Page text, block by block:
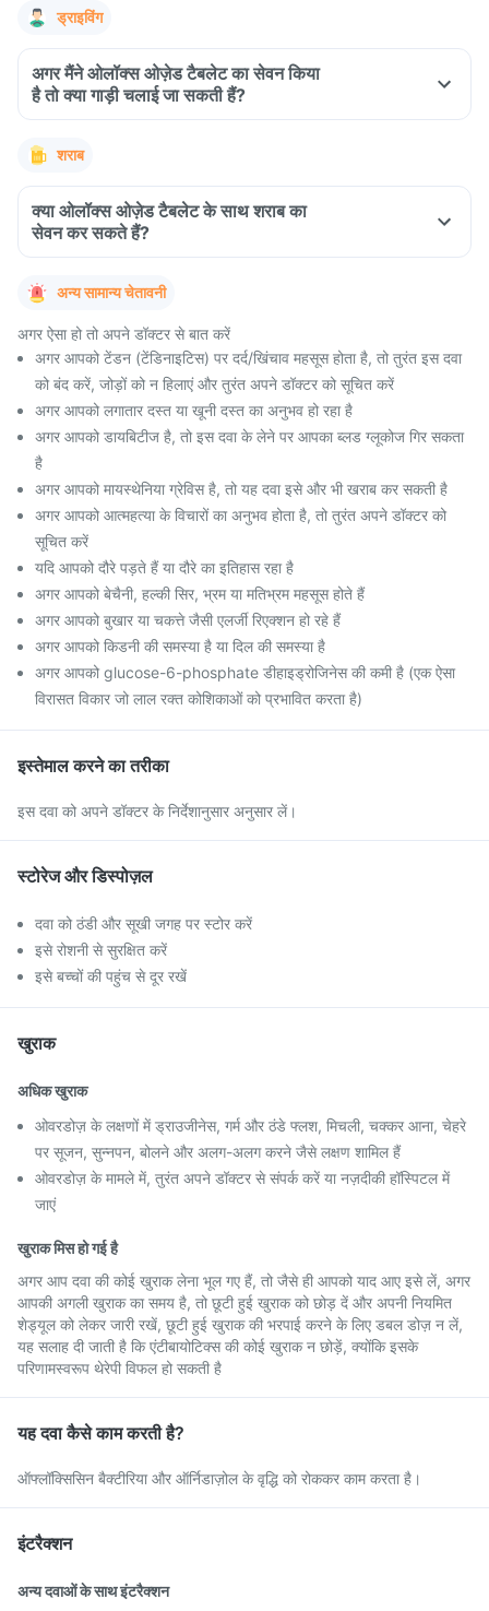
ड्राइविंग
अगर मैंने ओलॉक्स ओज़ेड टैबलेट का सेवन किया
है तो क्या गाड़ी चलाई जा सकती हैं?
शराब
क्या ओलॉक्स ओज़ेड टैबलेट के साथ शराब का
सेवन कर सकते हैं?
अन्य सामान्य चेतावनी
अगर ऐसा हो तो अपने डॉक्टर से बात करें
अगर आपको टेंडन (टेंडिनाइटिस) पर दर्द/खिंचाव महसूस होता है, तो तुरंत इस दवा
को बंद करें, जोड़ों को न हिलाएं और तुरंत अपने डॉक्टर को सूचित करें
अगर आपको लगातार दस्त या खूनी दस्त का अनुभव हो रहा है
अगर आपको डायबिटीज है, तो इस दवा के लेने पर आपका ब्लड ग्लूकोज गिर सकता
है
अगर आपको मायस्थेनिया ग्रेविस है, तो यह दवा इसे और भी खराब कर सकती है
अगर आपको आत्महत्या के विचारों का अनुभव होता है, तो तुरंत अपने डॉक्टर को
सूचित करें
यदि आपको दौरे पड़ते हैं या दौरे का इतिहास रहा है
अगर आपको बेचैनी, हल्की सिर, भ्रम या मतिभ्रम महसूस होते हैं
अगर आपको बुखार या चकत्ते जैसी एलर्जी रिएक्शन हो रहे हैं
अगर आपको किडनी की समस्या है या दिल की समस्या है
अगर आपको glucose-6-phosphate डीहाइड्रोजिनेस की कमी है (एक ऐसा
विरासत विकार जो लाल रक्त कोशिकाओं को प्रभावित करता है)
इस्तेमाल करने का तरीका
इस दवा को अपने डॉक्टर के निर्देशानुसार अनुसार लें।
स्टोरेज और डिस्पोज़ल
दवा को ठंडी और सूखी जगह पर स्टोर करें
इसे रोशनी से सुरक्षित करें
इसे बच्चों की पहुंच से दूर रखें
खुराक
अधिक खुराक
ओवरडोज़ के लक्षणों में ड्राउजीनेस, गर्म और ठंडे फ्लश, मिचली, चक्कर आना, चेहरे
पर सूजन, सुन्नपन, बोलने और अलग-अलग करने जैसे लक्षण शामिल हैं
ओवरडोज़ के मामले में, तुरंत अपने डॉक्टर से संपर्क करें या नज़दीकी हॉस्पिटल में
जाएं
खुराक मिस हो गई है
अगर आप दवा की कोई खुराक लेना भूल गए हैं, तो जैसे ही आपको याद आए इसे लें, अगर
आपकी अगली खुराक का समय है, तो छूटी हुई खुराक को छोड़ दें और अपनी नियमित
शेड्यूल को लेकर जारी रखें, छूटी हुई खुराक की भरपाई करने के लिए डबल डोज़ न लें,
यह सलाह दी जाती है कि एंटीबायोटिक्स की कोई खुराक न छोड़ें, क्योंकि इसके
परिणामस्वरूप थेरेपी विफल हो सकती है
यह दवा कैसे काम करती है?
ऑफ्लॉक्सिसिन बैक्टीरिया और ऑर्निडाज़ोल के वृद्धि को रोककर काम करता है।
इंटरैक्शन
अन्य दवाओं के साथ इंटरैक्शन